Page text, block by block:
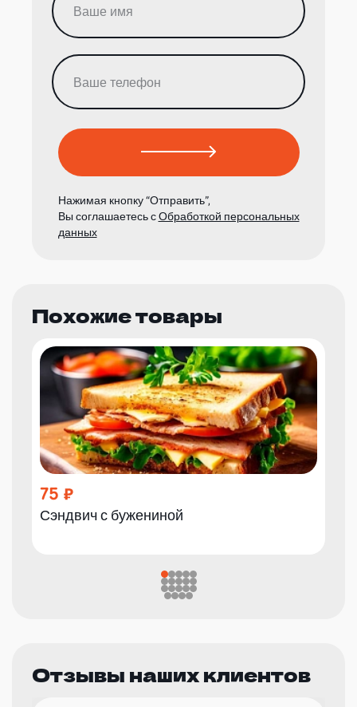
Нажимая кнопку “Отправить”,
Вы соглашаетесь сОбработкой персональных
данных
Похожие товары
75
Сэндвич с бужениной
Отзывы наших клиентов